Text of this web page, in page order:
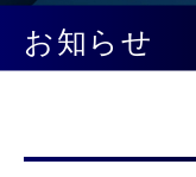
お知らせ